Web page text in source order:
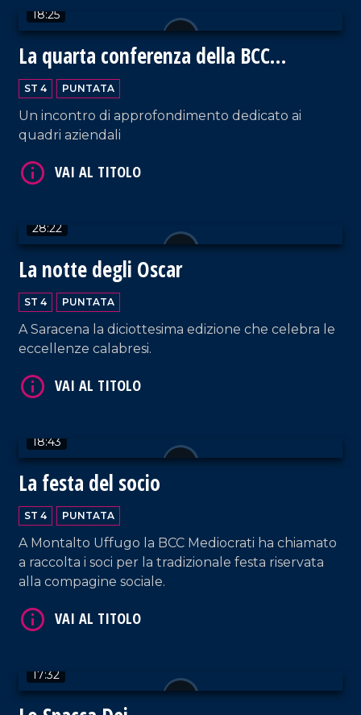
18:25
La quarta conferenza della BCC
Mediocrati
ST 4 PUNTATA
Un incontro di approfondimento dedicato ai
quadri aziendali
28:22
La notte degli Oscar
ST 4 PUNTATA
A Saracena la diciottesima edizione che celebra le
eccellenze calabresi.
18:43
La festa del socio
ST 4 PUNTATA
A Montalto Uffugo la BCC Mediocrati ha chiamato
a raccolta i soci per la tradizionale festa riservata
alla compagine sociale.
17:32
VAI AL TITOLO
VAI AL TITOLO